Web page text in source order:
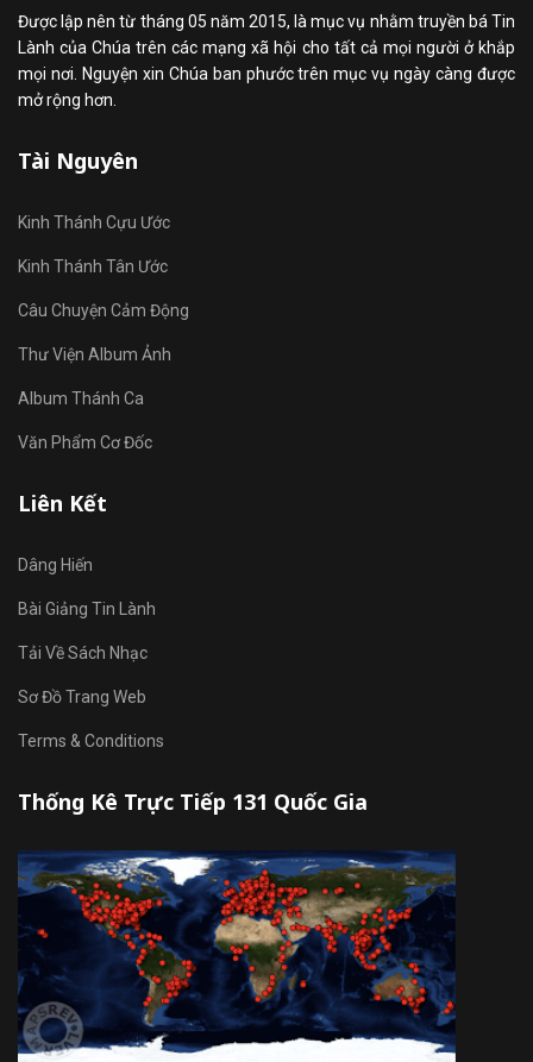
Được lập nên từ tháng 05 năm 2015, là mục vụ nhằm truyền bá Tin
Lành của Chúa trên các mạng xã hội cho tất cả mọi người ở khắp
mọi nơi. Nguyện xin Chúa ban phước trên mục vụ ngày càng được
mở rộng hơn.
Tài Nguyên
Kinh Thánh Cựu Ước
Kinh Thánh Tân Ước
Câu Chuyện Cảm Động
Thư Viện Album Ảnh
Album Thánh Ca
Văn Phẩm Cơ Đốc
Liên Kết
Dâng Hiến
Bài Giảng Tin Lành
Tải Về Sách Nhạc
Sơ Đồ Trang Web
Terms & Conditions
Thống Kê Trực Tiếp 131 Quốc Gia